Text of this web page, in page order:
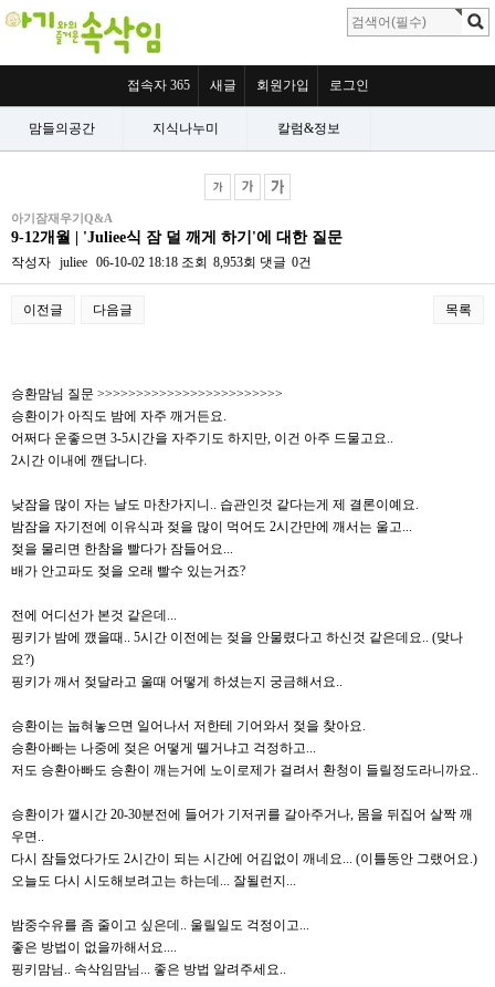
접속자 365 새글 회원가입 로그인
맘들의공간 지식나누미 칼럼&정보
아기잠재우기Q&A
9-12개월 | 'Juliee식 잠 덜 깨게 하기'에 대한 질문
작성자 juliee 06-10-02 18:18 조회 8,953회 댓글 0건
이전글 다음글 목록
승환맘님 질문 >>>>>>>>>>>>>>>>>>>>>>>>
승환이가 아직도 밤에 자주 깨거든요.
어쩌다 운좋으면 3-5시간을 자주기도 하지만, 이건 아주 드물고요..
2시간 이내에 깬답니다.
낮잠을 많이 자는 날도 마찬가지니.. 습관인것 같다는게 제 결론이예요.
밤잠을 자기전에 이유식과 젖을 많이 먹어도 2시간만에 깨서는 울고...
젖을 물리면 한참을 빨다가 잠들어요...
배가 안고파도 젖을 오래 빨수 있는거죠?
전에 어디선가 본것 같은데...
핑키가 밤에 깼을때.. 5시간 이전에는 젖을 안물렸다고 하신것 같은데요.. (맞나
요?)
핑키가 깨서 젖달라고 울때 어떻게 하셨는지 궁금해서요..
승환이는 눕혀놓으면 일어나서 저한테 기어와서 젖을 찾아요.
승환아빠는 나중에 젖은 어떻게 뗄거냐고 걱정하고...
저도 승환아빠도 승환이 깨는거에 노이로제가 걸려서 환청이 들릴정도라니까요..
승환이가 깰시간 20-30분전에 들어가 기저귀를 갈아주거나, 몸을 뒤집어 살짝 깨
우면..
다시 잠들었다가도 2시간이 되는 시간에 어김없이 깨네요... (이틀동안 그랬어요.)
오늘도 다시 시도해보려고는 하는데... 잘될런지...
밤중수유를 좀 줄이고 싶은데.. 울릴일도 걱정이고...
좋은 방법이 없을까해서요....
핑키맘님.. 속삭임맘님... 좋은 방법 알려주세요..